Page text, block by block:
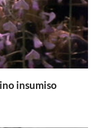
insumiso